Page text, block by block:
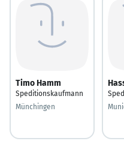
Timo Hamm
Speditionskaufmann
Münchingen